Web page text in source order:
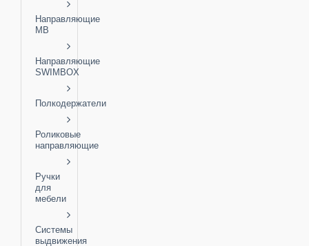
Направляющие
MB
Направляющие
SWIMBOX
Полкодержатели
Роликовые
направляющие
Ручки
для
мебели
Системы
выдвижения